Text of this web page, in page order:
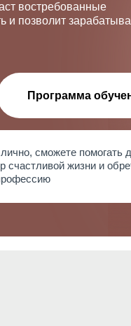
Программа
востребованные
и позволит
сможете помогать
счастливой жизни и